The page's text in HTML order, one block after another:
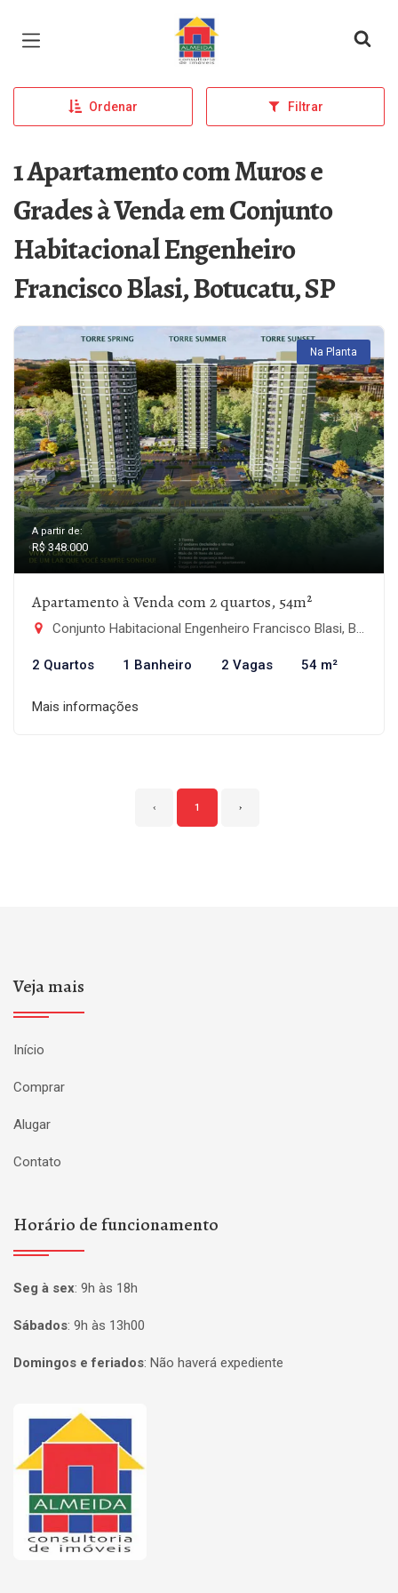
Página inicial
Ordenar Filtrar
1 Apartamento com Muros e
Grades à Venda em Conjunto
Habitacional Engenheiro
Francisco Blasi, Botucatu, SP
Na Planta
A partir de:
R$ 348.000
Apartamento à Venda com 2 quartos, 54m²
Conjunto Habitacional Engenheiro Francisco Blasi, Botucatu-SP
2 Quartos 1 Banheiro 2 Vagas 54 m²
Mais informações
‹ 1 ›
Veja mais
Início
Comprar
Alugar
Contato
Horário de funcionamento
Seg à sex: 9h às 18h
Sábados: 9h às 13h00
Domingos e feriados: Não haverá expediente
Página inicial